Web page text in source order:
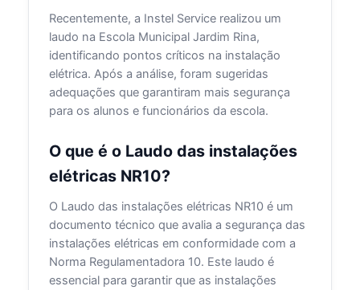
Recentemente, a Instel Service realizou um
laudo na Escola Municipal Jardim Rina,
identificando pontos críticos na instalação
elétrica. Após a análise, foram sugeridas
adequações que garantiram mais segurança
para os alunos e funcionários da escola.
O que é o Laudo das instalações
elétricas NR10?
O Laudo das instalações elétricas NR10 é um
documento técnico que avalia a segurança das
instalações elétricas em conformidade com a
Norma Regulamentadora 10. Este laudo é
essencial para garantir que as instalações